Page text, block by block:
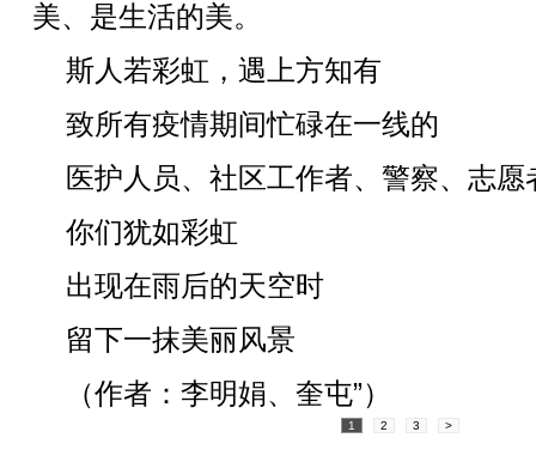
美、是生活的美。
斯人若彩虹，遇上方知有
致所有疫情期间忙碌在一线的
医护人员、社区工作者、警察、志
你们犹如彩虹
出现在雨后的天空时
留下一抹美丽风景
（作者：李明娟、奎屯”）
1 2 3 >